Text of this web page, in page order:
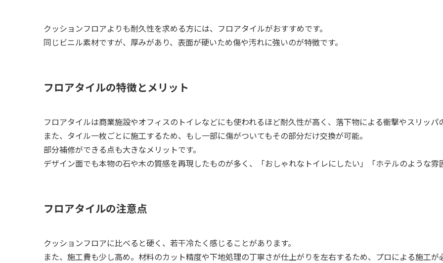
クッションフロアよりも耐久性を求める方には、フロアタイルがおすすめです。
同じビニル素材ですが、厚みがあり、表面が硬いため傷や汚れに強いのが特徴です。
フロアタイルの特徴とメリット
フロアタイルは商業施設やオフィスのトイレなどにも使われるほど耐久性が高く、落下物による衝撃やスリッパ
また、タイル一枚ごとに施工するため、もし一部に傷がついてもその部分だけ交換が可能。
部分補修ができる点も大きなメリットです。
デザイン面でも本物の石や木の質感を再現したものが多く、「おしゃれなトイレにしたい」「ホテルのような雰
フロアタイルの注意点
クッションフロアに比べると硬く、若干冷たく感じることがあります。
また、施工費も少し高め。材料のカット精度や下地処理の丁寧さが仕上がりを左右するため、プロによる施工が